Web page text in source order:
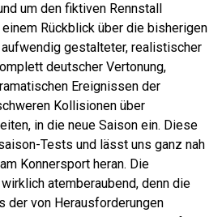
um den fiktiven Rennstall
Rückblick über die bisherigen
gestalteter, realistischer
deutscher Vertonung,
Ereignissen der
Kollisionen über
in die neue Saison ein. Diese
Tests und lässt uns ganz nah
Konnersport heran. Die
atemberaubend, denn die
der von Herausforderungen